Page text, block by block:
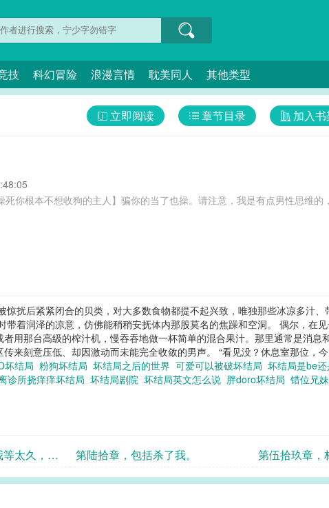
技 科幻冒险 浪漫言情 耽美同人 其他类型
加入书
章节目录
立即阅读
死你根本不想收狗的主人】骗你的当了也操。请注意，我是有点男性思维的
扰后紧紧闭合的贝类，对大多数食物都提不起兴致，唯独那些冰凉多汁
着润泽的凉意，仿佛能稍稍安抚体内那股莫名的焦躁和空洞。 偶尔，在
用那台高级的榨汁机，慢吞吞地做一杯简单的混合果汁。那里通常是消息
来刻意压低、却因激动而未能完全收敛的男声。 “看见没？休息室那位，
坏结局 粉狗坏结局 坏结局之后的世界 可爱可以被破坏结局 坏结局是be
诊所挠痒痒坏结局 坏结局剧院 坏结局英文怎么说 胖doro坏结局 错位兄
太久，好
第陆拾章，包括杀了我。 第伍拾玖章，